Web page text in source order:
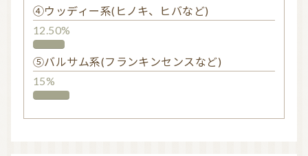
④ウッディー系(ヒノキ、ヒバなど)
12.50%
⑤バルサム系(フランキンセンスなど)
15%